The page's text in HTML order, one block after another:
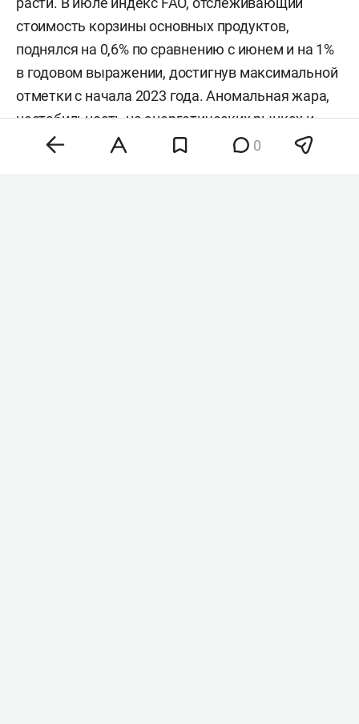
стоимость корзины основных продуктов,
поднялся на 0,6% по сравнению с июнем и на 1%
в годовом выражении, достигнув максимальной
отметки с начала 2023 года. Аномальная жара,
нестабильность на энергетических рынках и
геополитическая напряженность разогнали
0